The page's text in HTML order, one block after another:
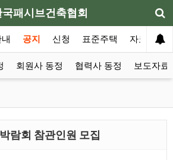
국패시브건축협회
공지 신청 표준주택 자료실
회원사 동정 협력사 동정 보도자료
람회 참관인원 모집